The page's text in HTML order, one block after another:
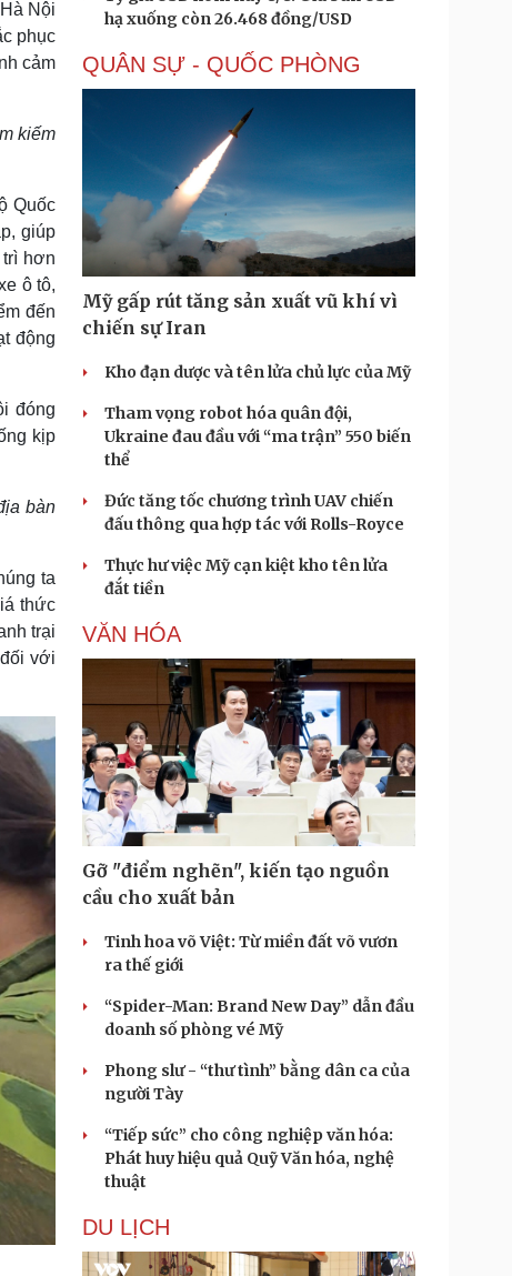
Nội
phục
cảm
kiếm
Quốc
giúp
hơn
ô tô,
đến
động
đóng
kịp
bàn
ta
thức
trại
với
hạ xuống còn 26.468 đồng/USD
QUÂN SỰ - QUỐC PHÒNG
Mỹ gấp rút tăng sản xuất vũ khí vì
chiến sự Iran
Kho đạn dược và tên lửa chủ lực của Mỹ
Tham vọng robot hóa quân đội,
Ukraine đau đầu với “ma trận” 550 biến
thể
Đức tăng tốc chương trình UAV chiến
đấu thông qua hợp tác với Rolls-Royce
Thực hư việc Mỹ cạn kiệt kho tên lửa
đắt tiền
VĂN HÓA
Gỡ "điểm nghẽn", kiến tạo nguồn
cầu cho xuất bản
Tinh hoa võ Việt: Từ miền đất võ vươn
ra thế giới
“Spider-Man: Brand New Day” dẫn đầu
doanh số phòng vé Mỹ
Phong slư - “thư tình” bằng dân ca của
người Tày
“Tiếp sức” cho công nghiệp văn hóa:
Phát huy hiệu quả Quỹ Văn hóa, nghệ
thuật
DU LỊCH